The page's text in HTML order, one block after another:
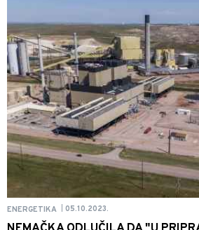
ENERGETIKA 05.10.2023.